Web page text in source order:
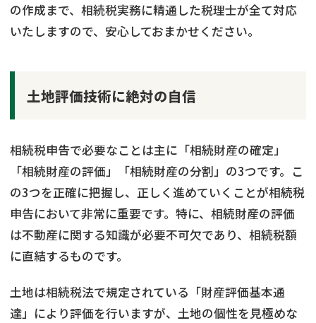
の作成まで、相続税実務に精通した税理士が全て対応
いたしますので、安心しておまかせください。
土地評価技術に絶対の自信
相続税申告で必要なことは主に「相続財産の確定」
「相続財産の評価」「相続財産の分割」の3つです。こ
の3つを正確に把握し、正しく進めていくことが相続税
申告において非常に重要です。特に、相続財産の評価
は不動産に関する知識が必要不可欠であり、相続税額
に直結するものです。
土地は相続税法で規定されている「財産評価基本通
達」により評価を行いますが、土地の個性を見極めな